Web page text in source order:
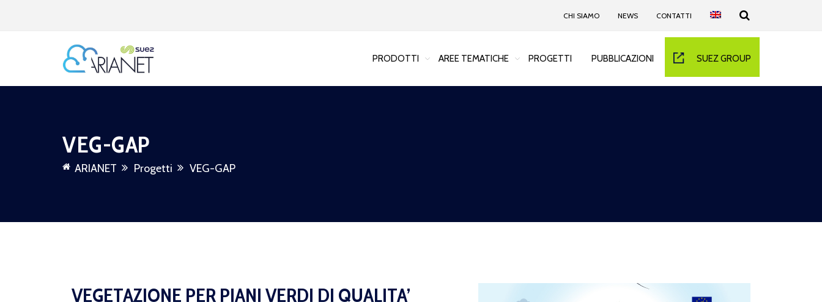
CHI SIAMO NEWS CONTATTI
PRODOTTI AREE TEMATICHE PROGETTI PUBBLICAZIONI SUEZ GROUP
VEG-GAP
ARIANET Progetti VEG-GAP
VEGETAZIONE PER PIANI VERDI DI QUALITA’